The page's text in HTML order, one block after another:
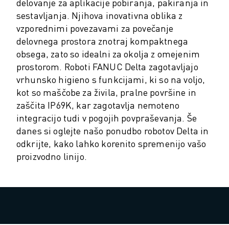
SKUPNI STROŠKI LASTNIŠTVA ROBOSHOT-A
STROJI ZA ŽIČNO EROZIJO EDM
ROBOCUT STROJI ZA ŽIČNO EROZIJO EDM
STROJNA OPREMA ROBOCUT
PROGRAMSKA OPREMA ROBOCUT
PREVENTIVNO VZDRŽEVANJE ROBOCUT
TRAJNOSTNI RAZVOJ ROBOCUT
REŠITVE IIOT
REŠITVE ZA PAMETNE TOVARNE
PAMETNE TOVARNIŠKE REŠITVE ZA POVEČANJE UČINKOVITOSTI
REGISTRACIJA IZDELKA » FANUC PORTAL
ŠTUDIJE PRIMEROV
AVTOMOBILSKA INDUSTRIJA
delovanje za aplikacije pobiranja, pakiranja in
sestavljanja. Njihova inovativna oblika z
vzporednimi povezavami za povečanje
delovnega prostora znotraj kompaktnega
obsega, zato so idealni za okolja z omejenim
prostorom. Roboti FANUC Delta zagotavljajo
vrhunsko higieno s funkcijami, ki so na voljo,
kot so maščobe za živila, pralne površine in
zaščita IP69K, kar zagotavlja nemoteno
integracijo tudi v pogojih povpraševanja. Še
danes si oglejte našo ponudbo robotov Delta in
odkrijte, kako lahko korenito spremenijo vašo
proizvodno linijo.